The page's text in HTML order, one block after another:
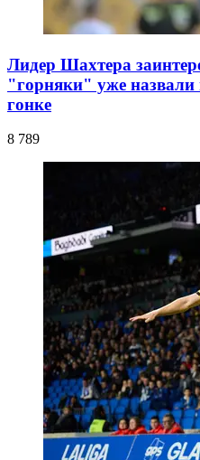
Лидер Шахтера
"горняки" уже назвали
гонке
8 789